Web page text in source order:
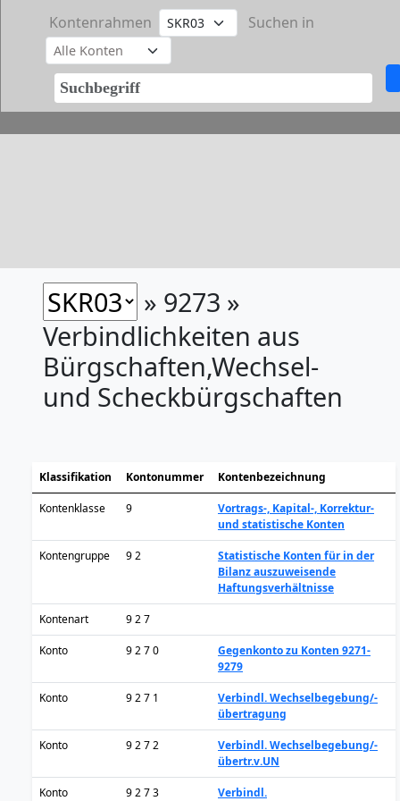
Kontenrahmen Suchen in
» 9273 »
Verbindlichkeiten aus
Bürgschaften,Wechsel-
und Scheckbürgschaften
Klassifikation Kontonummer Kontenbezeichnung
Kontenklasse 9
Vortrags-, Kapital-, Korrektur-
und statistische Konten
Kontengruppe 9 2
Statistische Konten für in der
Bilanz auszuweisende
Haftungsverhältnisse
Kontenart 9 2 7
Konto 9 2 7 0
Gegenkonto zu Konten 9271-
9279
Konto 9 2 7 1
Verbindl. Wechselbegebung/-
übertragung
Konto 9 2 7 2
Verbindl. Wechselbegebung/-
übertr.v.UN
Konto 9 2 7 3 Verbindl.